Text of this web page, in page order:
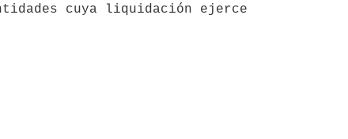
cuya liquidación ejerce